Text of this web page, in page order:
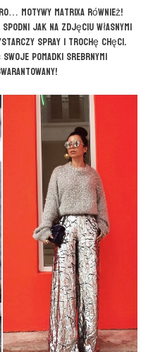
motywy matrixa również!
jak na zdjęciu własnymi
spray i trochę chęci.
pomadki srebrnymi